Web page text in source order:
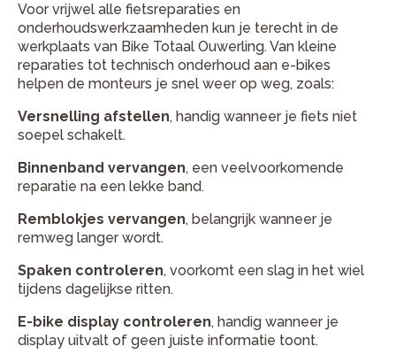
Voor vrijwel alle fietsreparaties en
onderhoudswerkzaamheden kun je terecht in de
werkplaats van Bike Totaal Ouwerling. Van kleine
reparaties tot technisch onderhoud aan e-bikes
helpen de monteurs je snel weer op weg, zoals:
Versnelling afstellen, handig wanneer je fiets niet
soepel schakelt.
Binnenband vervangen, een veelvoorkomende
reparatie na een lekke band.
Remblokjes vervangen, belangrijk wanneer je
remweg langer wordt.
Spaken controleren, voorkomt een slag in het wiel
tijdens dagelijkse ritten.
E-bike display controleren, handig wanneer je
display uitvalt of geen juiste informatie toont.